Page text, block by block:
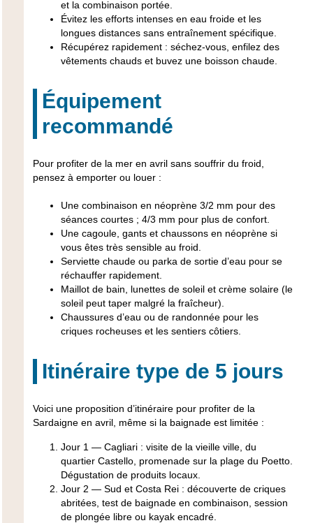
et la combinaison portée.
Évitez les efforts intenses en eau froide et les
longues distances sans entraînement spécifique.
Récupérez rapidement : séchez-vous, enfilez des
vêtements chauds et buvez une boisson chaude.
Équipement
recommandé
Pour profiter de la mer en avril sans souffrir du froid,
pensez à emporter ou louer :
Une combinaison en néoprène 3/2 mm pour des
séances courtes ; 4/3 mm pour plus de confort.
Une cagoule, gants et chaussons en néoprène si
vous êtes très sensible au froid.
Serviette chaude ou parka de sortie d’eau pour se
réchauffer rapidement.
Maillot de bain, lunettes de soleil et crème solaire (le
soleil peut taper malgré la fraîcheur).
Chaussures d’eau ou de randonnée pour les
criques rocheuses et les sentiers côtiers.
Itinéraire type de 5 jours
Voici une proposition d’itinéraire pour profiter de la
Sardaigne en avril, même si la baignade est limitée :
Jour 1 — Cagliari : visite de la vieille ville, du
quartier Castello, promenade sur la plage du Poetto.
Dégustation de produits locaux.
Jour 2 — Sud et Costa Rei : découverte de criques
abritées, test de baignade en combinaison, session
de plongée libre ou kayak encadré.